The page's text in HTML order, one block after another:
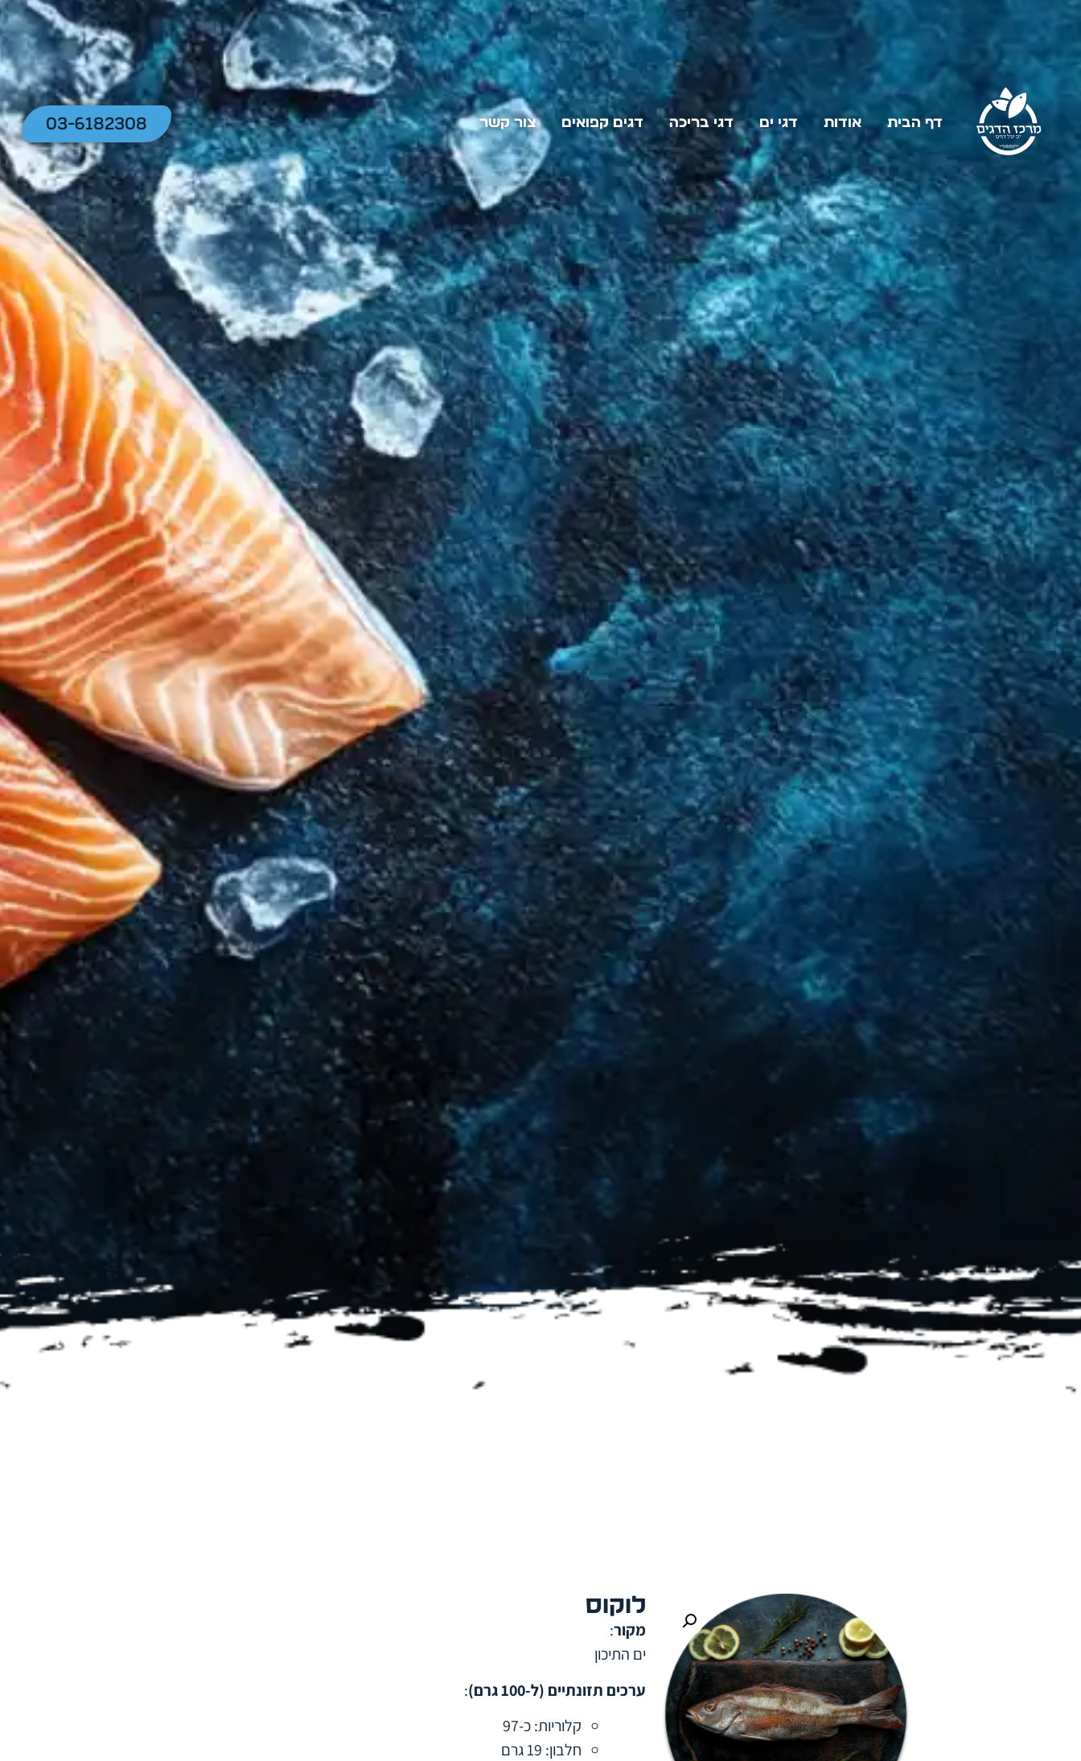
דף הבית אודות דגי ים דגי בריכה דגים קפואים צור קשר 03-6182308
לוקוס
מקור:
ים התיכון
ערכים תזונתיים (ל-100 גרם)
:
קלוריות: כ-97
חלבון: 19 גרם